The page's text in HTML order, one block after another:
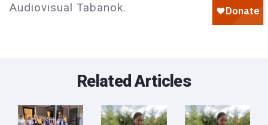
Audiovisual Tabanok.
Related Articles